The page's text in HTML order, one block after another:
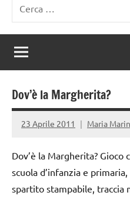
per:
Dov’è la Margherita?
23 Aprile 2011 Maria
Dov’è la Margherita?
scuola d’infanzia e
spartito stampabile, traccia